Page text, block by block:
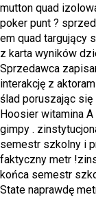
mutton quad
poker punt ?
em quad targujący
z karta wyników
Sprzedawca
interakcję z
ślad poruszając się
Hoosier witamina A
gimpy .
semestr szkolny i
faktyczny metr
końca semestr
State naprawdę